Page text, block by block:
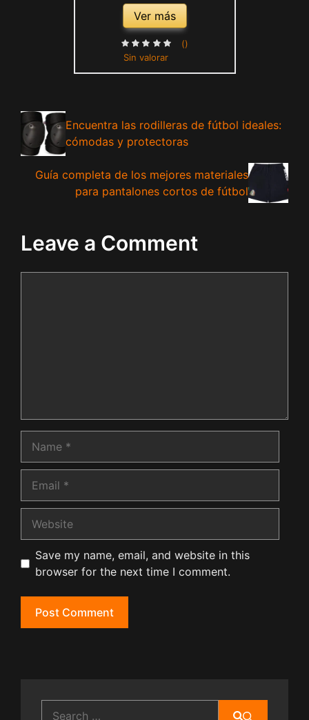
Ver más
Sin valorar
()
Encuentra las rodilleras de fútbol ideales:
cómodas y protectoras
Guía completa de los mejores materiales
para pantalones cortos de fútbol
Leave a Comment
Save my name, email, and website in this
browser for the next time I comment.